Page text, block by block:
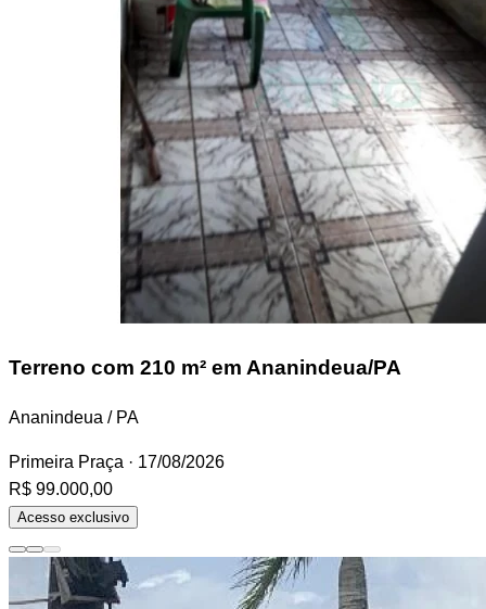
Terreno com 210 m² em Ananindeua/PA
Ananindeua / PA
Primeira Praça · 17/08/2026
R$ 99.000,00
Acesso exclusivo